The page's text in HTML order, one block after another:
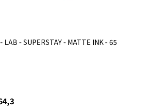
LAB - SUPERSTAY - MATTE INK - 65